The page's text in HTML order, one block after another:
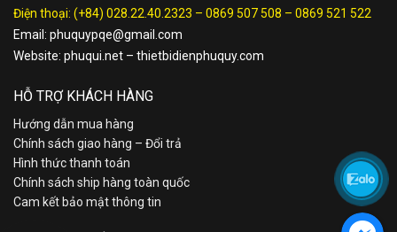
Điện thoại: (+84) 028.22.40.2323 – 0869 507 508 – 0869 521 522
Email: phuquypqe@gmail.com
Website: phuqui.net – thietbidienphuquy.com
HỖ TRỢ KHÁCH HÀNG
Hướng dẫn mua hàng
Chính sách giao hàng – Đổi trả
Hình thức thanh toán
Chính sách ship hàng toàn quốc
Cam kết bảo mật thông tin